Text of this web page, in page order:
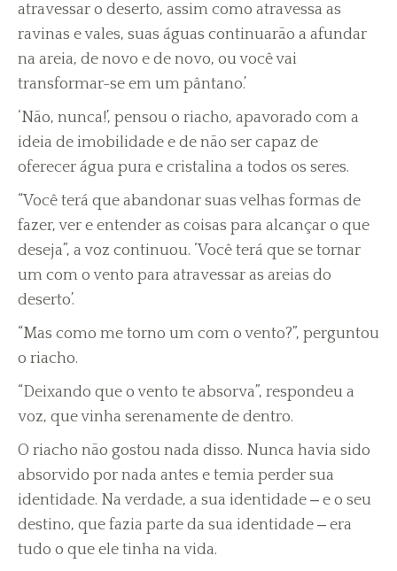
atravessar o deserto, assim como atravessa as
ravinas e vales, suas águas continuarão a afundar
na areia, de novo e de novo, ou você vai
transformar-se em um pântano.’
‘Não, nunca!’, pensou o riacho, apavorado com a
ideia de imobilidade e de não ser capaz de
oferecer água pura e cristalina a todos os seres.
“Você terá que abandonar suas velhas formas de
fazer, ver e entender as coisas para alcançar o que
deseja”, a voz continuou. ‘Você terá que se tornar
um com o vento para atravessar as areias do
deserto’.
“Mas como me torno um com o vento?”, perguntou
o riacho.
“Deixando que o vento te absorva”, respondeu a
voz, que vinha serenamente de dentro.
O riacho não gostou nada disso. Nunca havia sido
absorvido por nada antes e temia perder sua
identidade. Na verdade, a sua identidade ‒ e o seu
destino, que fazia parte da sua identidade ‒ era
tudo o que ele tinha na vida.